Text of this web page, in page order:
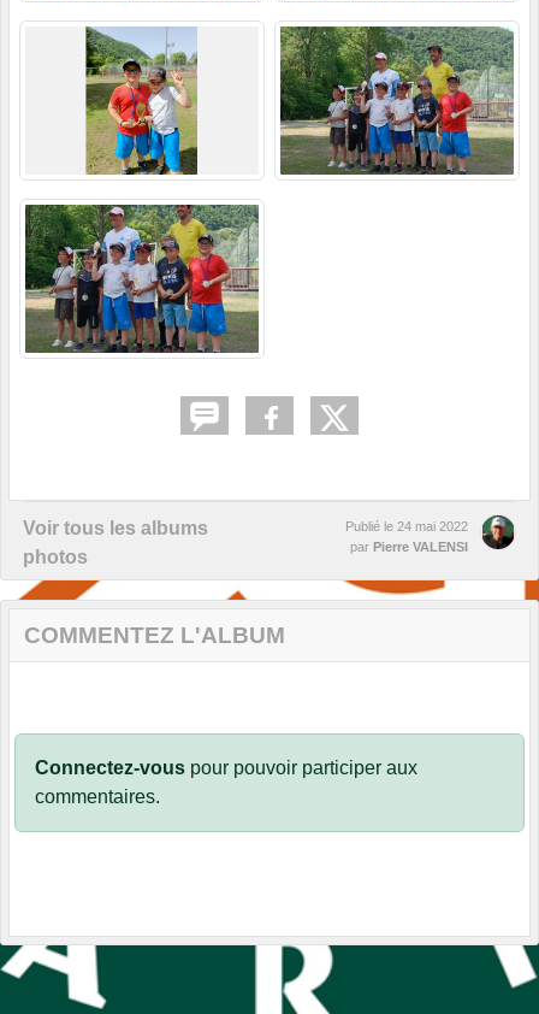
Voir tous les albums
photos
Publié le 24 mai 2022
par Pierre VALENSI
COMMENTEZ L'ALBUM
Connectez-vous pour pouvoir participer aux
commentaires.